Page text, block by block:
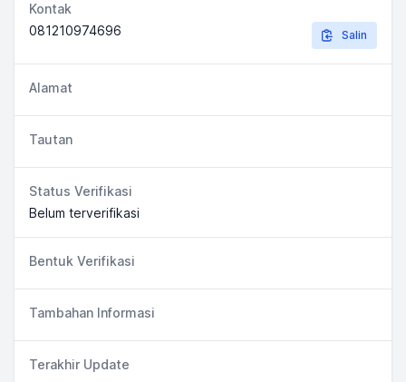
Kontak
081210974696
Salin
Alamat
Tautan
Status Verifikasi
Belum terverifikasi
Bentuk Verifikasi
Tambahan Informasi
Terakhir Update